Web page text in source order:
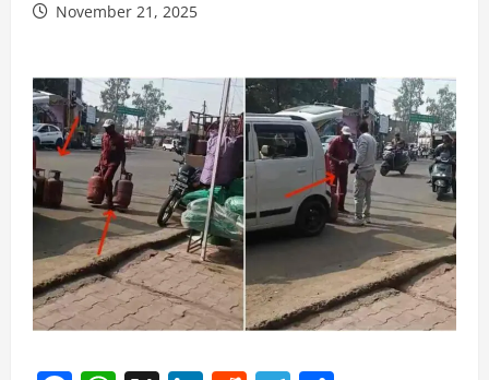
November 21, 2025